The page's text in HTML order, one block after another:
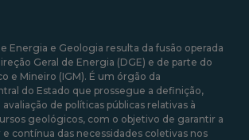
Energia e Geologia resulta da fusão operada
Geral de Energia (DGE) e de parte do
e Mineiro (IGM). É um órgão da
do Estado que prossegue a definição,
de políticas públicas relativas à
geológicos, com o objetivo de garantir a
contínua das necessidades coletivas nos